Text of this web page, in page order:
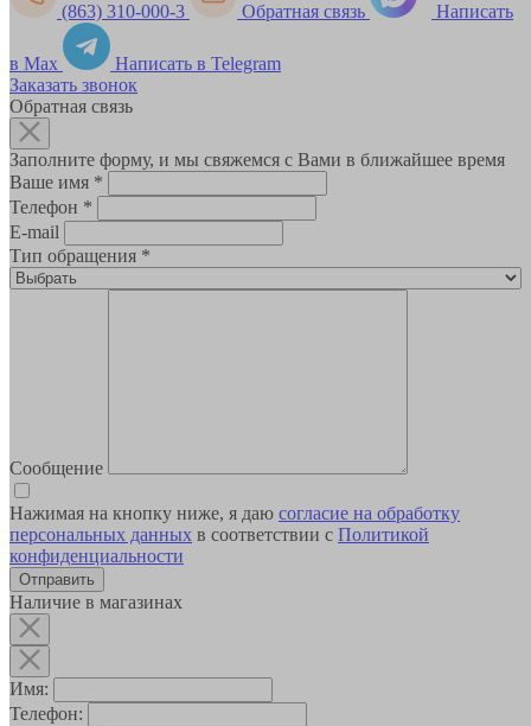
(863) 310-000-3 Обратная связь Написать
в Max
Написать в Telegram
Заказать звонок
Обратная связь
Заполните форму, и мы свяжемся с Вами в ближайшее время
Ваше имя *
Телефон *
E-mail
Тип обращения *
Сообщение
Нажимая на кнопку ниже, я даю согласие на обработку
персональных данных в соответствии с Политикой
конфиденциальности
Наличие в магазинах
Имя:
Телефон: